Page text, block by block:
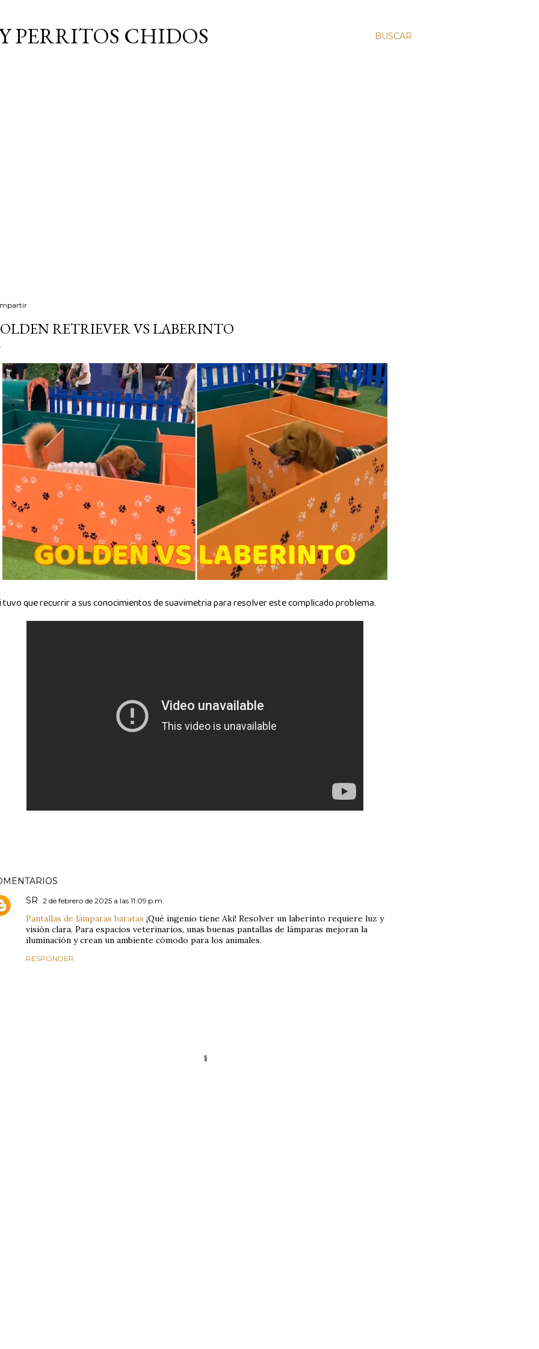
BUSCAR
PERRITOS CHIDOS
RETRIEVER VS LABERINTO
tuvo que recurrir a sus conocimientos de suavimetria para resolver este complicado problema.
SR 2 de febrero de 2025 a las 11:09 p.m.
Pantallas de lámparas baratas ¡Qué ingenio tiene Aki! Resolver un laberinto requiere luz y
visión clara. Para espacios veterinarios, unas buenas pantallas de lámparas mejoran la
iluminación y crean un ambiente cómodo para los animales.
RESPONDER